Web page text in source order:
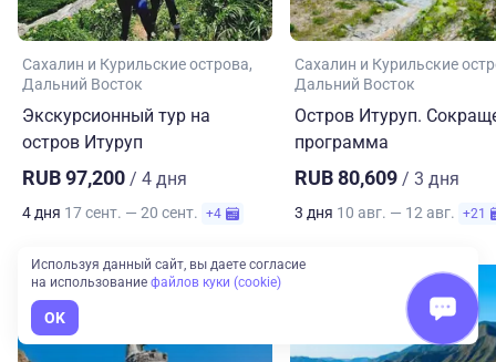
Сахалин и Курильские острова
Дальний Восток
Экскурсионный тур на
остров Итуруп
RUB 97,200 / 4 дня
4 дня 17 сент. — 20 сент. +4
Сахалин и Курильские
Дальний Восток
Остров Итуруп.
программа
RUB 80,609 / 3 дня
3 дня 10 авг. — 12 авг. +21
Используя данный сайт, вы даете согласие
на использование файлов куки (cookie)
OK